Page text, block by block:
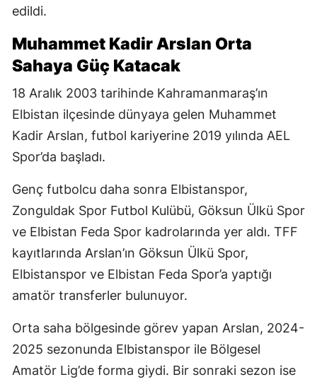
edildi.
Muhammet Kadir Arslan Orta
Sahaya Güç Katacak
18 Aralık 2003 tarihinde Kahramanmaraş’ın
Elbistan ilçesinde dünyaya gelen Muhammet
Kadir Arslan, futbol kariyerine 2019 yılında AEL
Spor’da başladı.
Genç futbolcu daha sonra Elbistanspor,
Zonguldak Spor Futbol Kulübü, Göksun Ülkü Spor
ve Elbistan Feda Spor kadrolarında yer aldı. TFF
kayıtlarında Arslan’ın Göksun Ülkü Spor,
Elbistanspor ve Elbistan Feda Spor’a yaptığı
amatör transferler bulunuyor.
Orta saha bölgesinde görev yapan Arslan, 2024-
2025 sezonunda Elbistanspor ile Bölgesel
Amatör Lig’de forma giydi. Bir sonraki sezon ise